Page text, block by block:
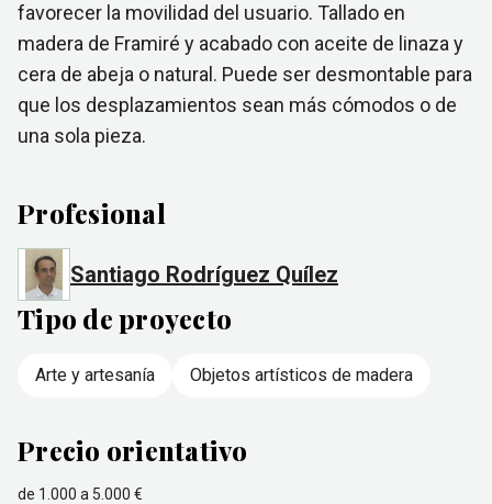
favorecer la movilidad del usuario. Tallado en
madera de Framiré y acabado con aceite de linaza y
cera de abeja o natural. Puede ser desmontable para
que los desplazamientos sean más cómodos o de
una sola pieza.
Profesional
Santiago Rodríguez Quílez
Tipo de proyecto
Arte y artesanía Objetos artísticos de madera
Precio orientativo
de 1.000 a 5.000 €